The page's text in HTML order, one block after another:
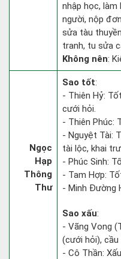
nhập học, làm
người, nộp
sửa tàu
tranh, tu sửa
Không nên:
Ngọc
Hạp
Thông
Thư
Sao tốt:
- Thiên Hỷ:
cưới hỏi.
- Thiên Phúc:
- Nguyệt Tài:
tài lộc, khai
- Phúc Sinh:
- Tam Hợp:
- Minh Đường
Sao xấu:
- Vãng Vong
(cưới hỏi),
- Cô Thần: